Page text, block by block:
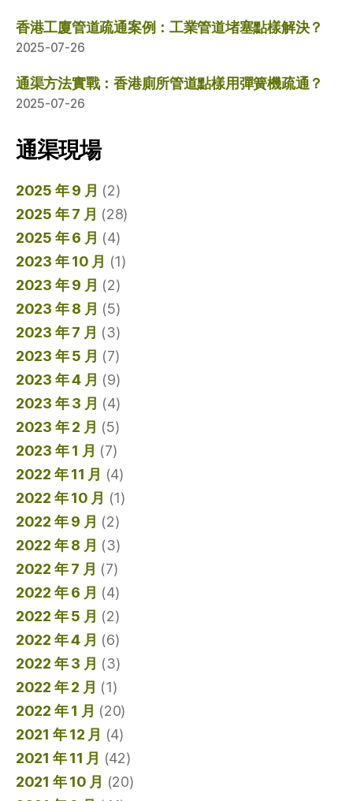
香港工廈管道疏通案例：工業管道堵塞點樣解決？
2025-07-26
通渠方法實戰：香港廁所管道點樣用彈簧機疏通？
2025-07-26
通渠現場
2025 年 9 月 (2)
2025 年 7 月 (28)
2025 年 6 月 (4)
2023 年 10 月 (1)
2023 年 9 月 (2)
2023 年 8 月 (5)
2023 年 7 月 (3)
2023 年 5 月 (7)
2023 年 4 月 (9)
2023 年 3 月 (4)
2023 年 2 月 (5)
2023 年 1 月 (7)
2022 年 11 月 (4)
2022 年 10 月 (1)
2022 年 9 月 (2)
2022 年 8 月 (3)
2022 年 7 月 (7)
2022 年 6 月 (4)
2022 年 5 月 (2)
2022 年 4 月 (6)
2022 年 3 月 (3)
2022 年 2 月 (1)
2022 年 1 月 (20)
2021 年 12 月 (4)
2021 年 11 月 (42)
2021 年 10 月 (20)